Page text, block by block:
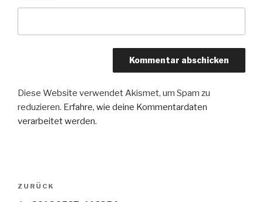
Diese Website verwendet Akismet, um Spam zu
reduzieren. Erfahre, wie deine Kommentardaten
verarbeitet werden.
Beitragsnavigation
Vorheriger
ZURÜCK